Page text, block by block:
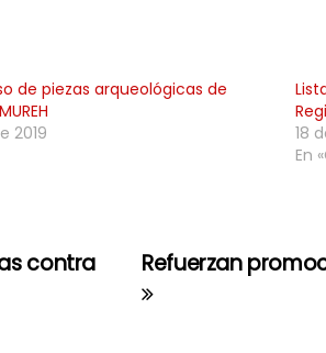
de piezas arqueológicas de
2019
18
En
Refuerzan
contra